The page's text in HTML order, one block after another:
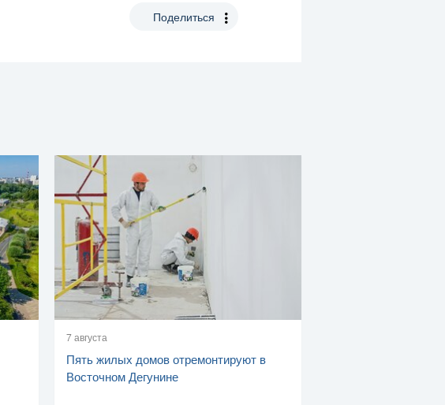
Поделиться
7 августа
Пять жилых домов отремонтируют в
Восточном Дегунине